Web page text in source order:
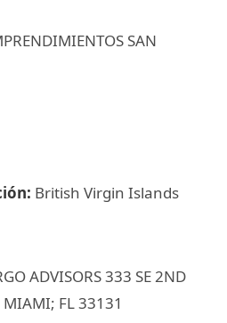
SAN
British Virgin Islands
ADVISORS 333 SE 2ND
MIAMI; FL 33131